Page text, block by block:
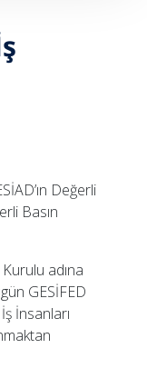
Değerli
Basın
adına
GESİFED
İnsanları